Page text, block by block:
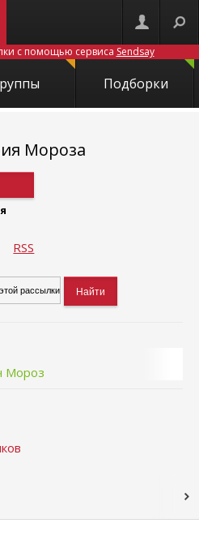
с помощью сервиса Sendsay
Подборки
Мороза
RSS
Мороз